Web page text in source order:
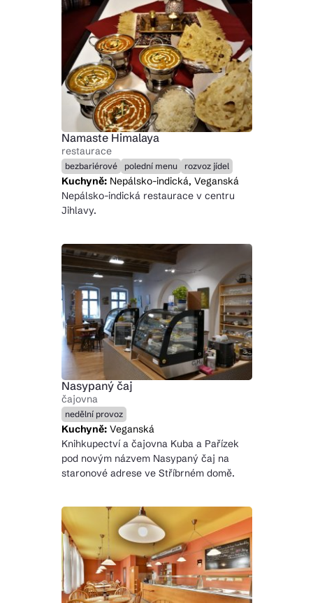
Namaste Himalaya
restaurace
bezbariérové polední menu rozvoz jídel
Kuchyně:Nepálsko-indická, Veganská
Nepálsko-indická restaurace v centru
Jihlavy.
Nasypaný čaj
čajovna
nedělní provoz
Kuchyně:Veganská
Knihkupectví a čajovna Kuba a Pařízek
pod novým názvem Nasypaný čaj na
staronové adrese ve Stříbrném domě.